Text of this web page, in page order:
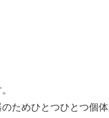
ためひとつひとつ個